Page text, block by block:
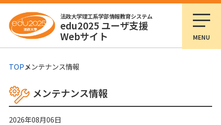
法政大学理工系学部情報教育システム
edu2025 ユーザ支援
Webサイト MENU
TOPメンテナンス情報
メンテナンス情報
2026年08月06日